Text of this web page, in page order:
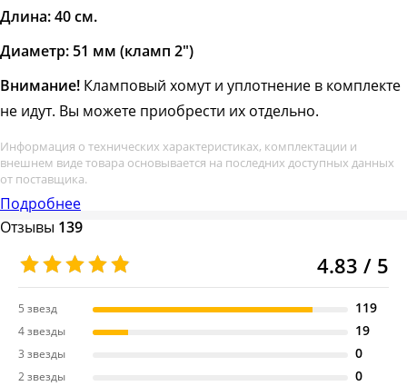
Длина: 40 см.
Диаметр: 51 мм (кламп 2")
Внимание! Кламповый хомут и уплотнение в комплекте
не идут. Вы можете приобрести их отдельно.
Информация о технических характеристиках, комплектации и
внешнем виде товара основывается на последних доступных данных
от поставщика.
Подробнее
Отзывы 139
4.83 / 5
5 звезд 119
4 звезды 19
3 звезды 0
2 звезды 0